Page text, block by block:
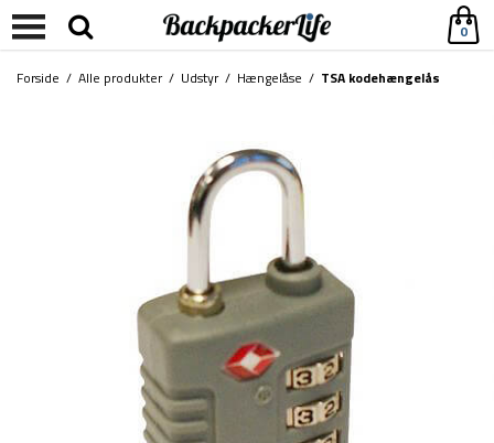
0
Forside / Alle produkter/ Udstyr/ Hængelåse / TSA kodehængelås